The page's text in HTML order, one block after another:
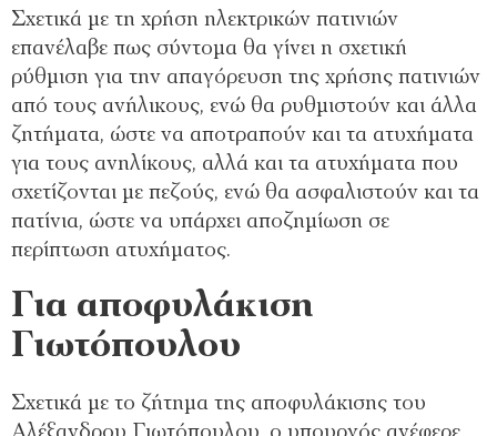
Σχετικά με τη χρήση ηλεκτρικών πατινιών
επανέλαβε πως σύντομα θα γίνει η σχετική
ρύθμιση για την απαγόρευση της χρήσης πατινιών
από τους ανήλικους, ενώ θα ρυθμιστούν και άλλα
ζητήματα, ώστε να αποτραπούν και τα ατυχήματα
για τους ανηλίκους, αλλά και τα ατυχήματα που
σχετίζονται με πεζούς, ενώ θα ασφαλιστούν και τα
πατίνια, ώστε να υπάρχει αποζημίωση σε
περίπτωση ατυχήματος.
Για αποφυλάκιση
Γιωτόπουλου
Σχετικά με το ζήτημα της αποφυλάκισης του